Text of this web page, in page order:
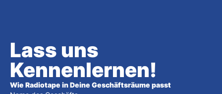
Lass uns
Kennenlernen!
Wie Radiotape in Deine Geschäftsräume passt